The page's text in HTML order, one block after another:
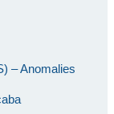
– Anomalies